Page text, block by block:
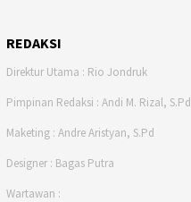
REDAKSI
Direktur Utama : Rio Jondruk
Pimpinan Redaksi : Andi M. Rizal, S.Pd
Maketing : Andre Aristyan, S.Pd
Designer : Bagas Putra
Wartawan :